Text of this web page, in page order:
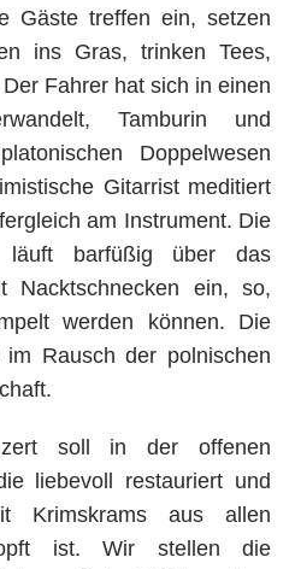
Gäste treffen ein, setzen
ins Gras, trinken Tees,
Fahrer hat sich in einen
Tamburin und
Doppelwesen
Gitarrist meditiert
am Instrument. Die
läuft barfüßig über das
Nacktschnecken ein, so,
werden können. Die
im Rausch der polnischen
soll in der offenen
liebevoll restauriert und
Krimskrams aus allen
ist. Wir stellen die